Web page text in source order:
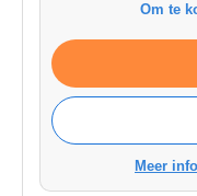
Om te
Meer